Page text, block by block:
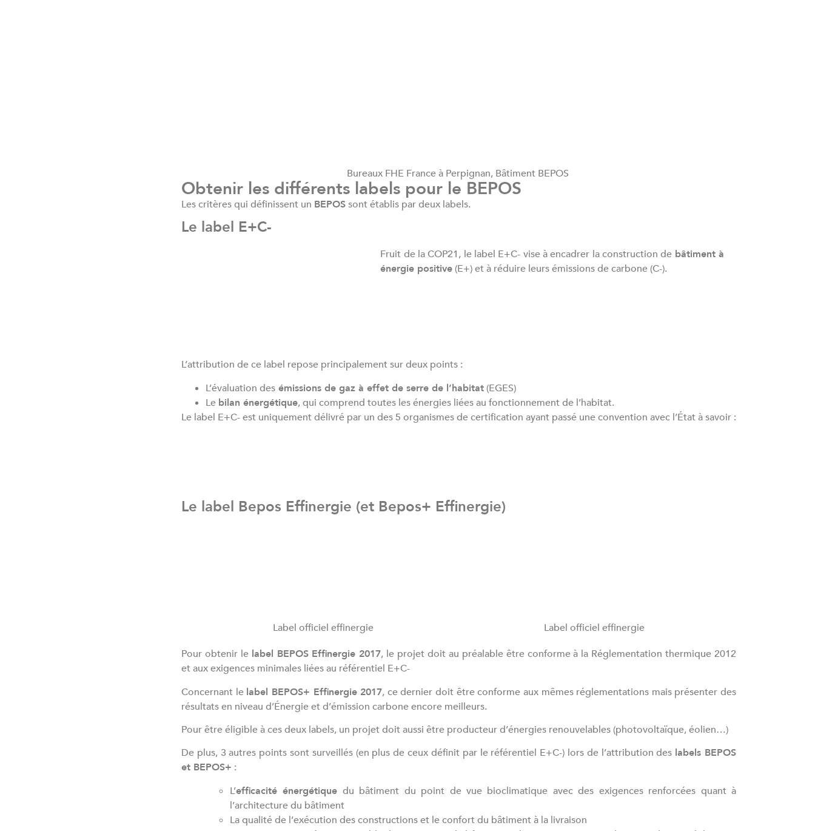
Bureaux FHE France à Perpignan, Bâtiment BEPOS
Obtenir les différents labels pour le BEPOS
Les critères qui définissent un BEPOSsont établis par deux labels.
Le label E+C-
Fruit de la COP21, le label E+C- vise à encadrer la construction de bâtiment à
énergie positive(E+) et à réduire leurs émissions de carbone (C-).
L’attribution de ce label repose principalement sur deux points :
L’évaluation des émissions de gaz à effet de serre de l’habitat(EGES)
Le bilan énergétique, qui comprend toutes les énergies liées au fonctionnement de l’habitat.
Le label E+C- est uniquement délivré par un des 5 organismes de certification ayant passé une convention avec l’État à savoir :
Le label Bepos Effinergie (et Bepos+ Effinergie)
Label officiel effinergie
Label officiel effinergie
Pour obtenir le label BEPOS Effinergie 2017, le projet doit au préalable être conforme à la Réglementation thermique 2012
et aux exigences minimales liées au référentiel E+C-
Concernant le label BEPOS+ Effinergie 2017, ce dernier doit être conforme aux mêmes réglementations mais présenter des
résultats en niveau d’Énergie et d’émission carbone encore meilleurs.
Pour être éligible à ces deux labels, un projet doit aussi être producteur d’énergies renouvelables (photovoltaïque, éolien…)
De plus, 3 autres points sont surveillés (en plus de ceux définit par le référentiel E+C-) lors de l’attribution des labels BEPOS
et BEPOS+ :
L’efficacité énergétique du bâtiment du point de vue bioclimatique avec des exigences renforcées quant à
l’architecture du bâtiment
La qualité de l’exécution des constructions et le confort du bâtiment à la livraison